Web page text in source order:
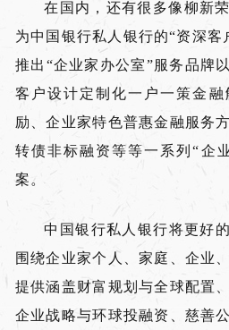
在国内，还有很多像柳新荣
为中国银行私人银行的“资深客
推出“企业家办公室”服务品牌
客户设计定制化一户一策金
励、企业家特色普惠金融服务
转债非标融资等等一系列“企
案。
中国银行私人银行将更好的
围绕企业家个人、家庭、企业
提供涵盖财富规划与全球配置
企业战略与环球投融资、慈善